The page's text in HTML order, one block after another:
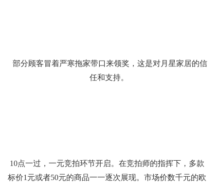
部分顾客冒着严寒拖家带口来领奖，这是对月星家居的信
任和支持。
10点一过，一元竞拍环节开启。在竞拍师的指挥下，多款
标价1元或者50元的商品一一逐次展现。市场价数千元的欧